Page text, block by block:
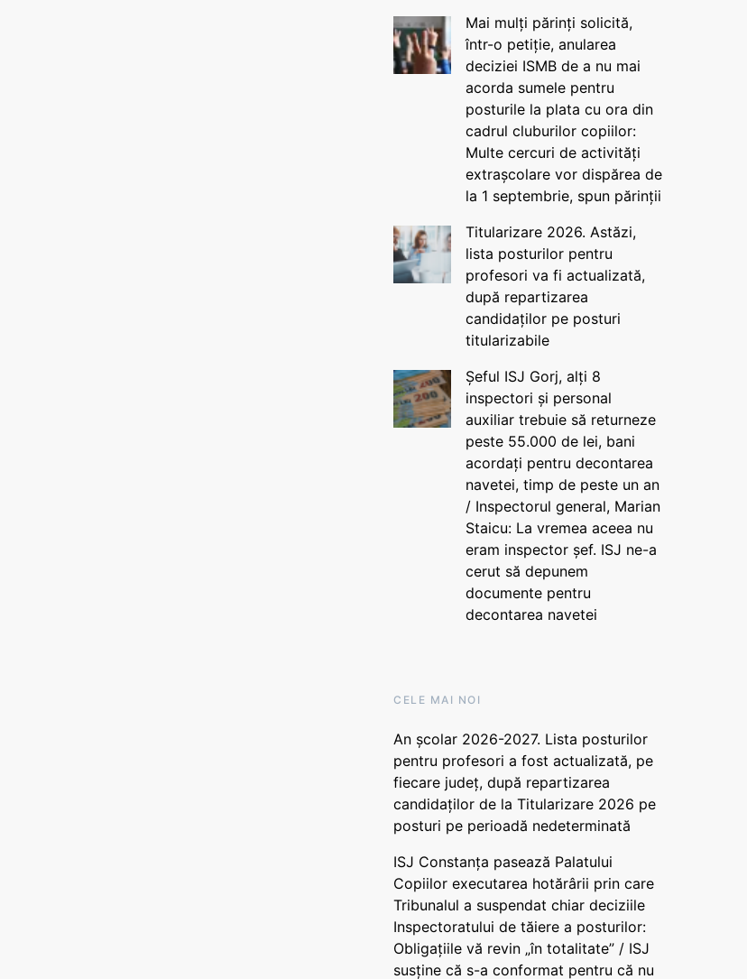
Mai mulți părinți solicită,
într-o petiție, anularea
deciziei ISMB de a nu mai
acorda sumele pentru
posturile la plata cu ora din
cadrul cluburilor copiilor:
Multe cercuri de activități
extrașcolare vor dispărea de
la 1 septembrie, spun părinții
Titularizare 2026. Astăzi,
lista posturilor pentru
profesori va fi actualizată,
după repartizarea
candidaților pe posturi
titularizabile
Șeful ISJ Gorj, alți 8
inspectori și personal
auxiliar trebuie să returneze
peste 55.000 de lei, bani
acordați pentru decontarea
navetei, timp de peste un an
/ Inspectorul general, Marian
Staicu: La vremea aceea nu
eram inspector șef. ISJ ne-a
cerut să depunem
documente pentru
decontarea navetei
CELE MAI NOI
An școlar 2026-2027. Lista posturilor
pentru profesori a fost actualizată, pe
fiecare județ, după repartizarea
candidaților de la Titularizare 2026 pe
posturi pe perioadă nedeterminată
ISJ Constanța pasează Palatului
Copiilor executarea hotărârii prin care
Tribunalul a suspendat chiar deciziile
Inspectoratului de tăiere a posturilor:
Obligațiile vă revin „în totalitate” / ISJ
susține că s-a conformat pentru că nu